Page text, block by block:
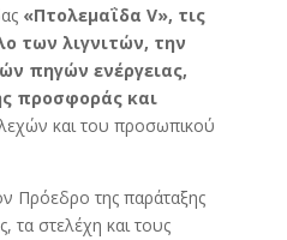
«Πτολεμαΐδα V», τις
των λιγνιτών, την
πηγών ενέργειας,
προσφοράς και
και του προσωπικού
Πρόεδρο της παράταξης
τα στελέχη και τους